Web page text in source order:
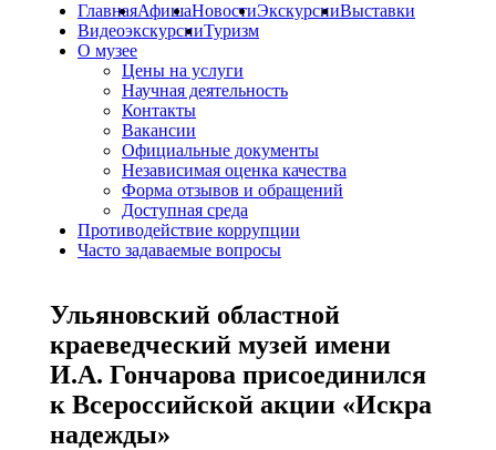
ГлавнаяАфишаНовостиЭкскурсииВыставки
ВидеоэкскурсииТуризм
О музее
Цены на услуги
Научная деятельность
Контакты
Вакансии
Официальные документы
Независимая оценка качества
Форма отзывов и обращений
Доступная среда
Противодействие коррупции
Часто задаваемые вопросы
Ульяновский областной
краеведческий музей имени
И.А. Гончарова присоединился
к Всероссийской акции «Искра
надежды»